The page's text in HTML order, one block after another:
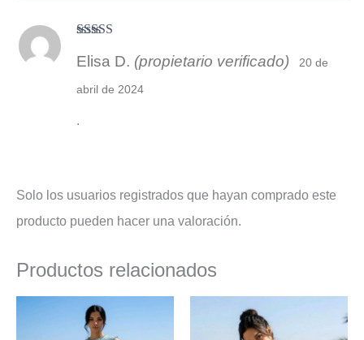
5de 5
Elisa D. (propietario verificado) 20 de
abril de 2024
.
Solo los usuarios registrados que hayan comprado este
producto pueden hacer una valoración.
Productos relacionados
El
precio
original
original
precio
actual